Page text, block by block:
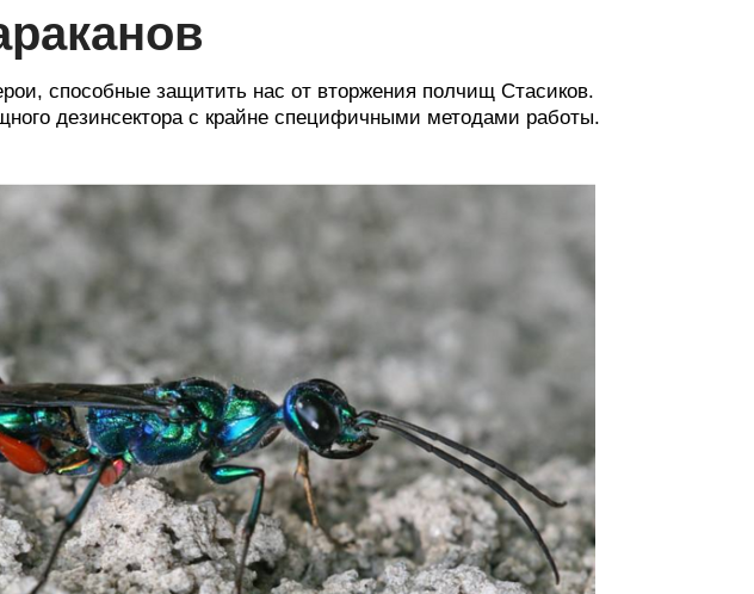
способные защитить нас от вторжения полчищ Стасиков.
дезинсектора с крайне специфичными методами работы.